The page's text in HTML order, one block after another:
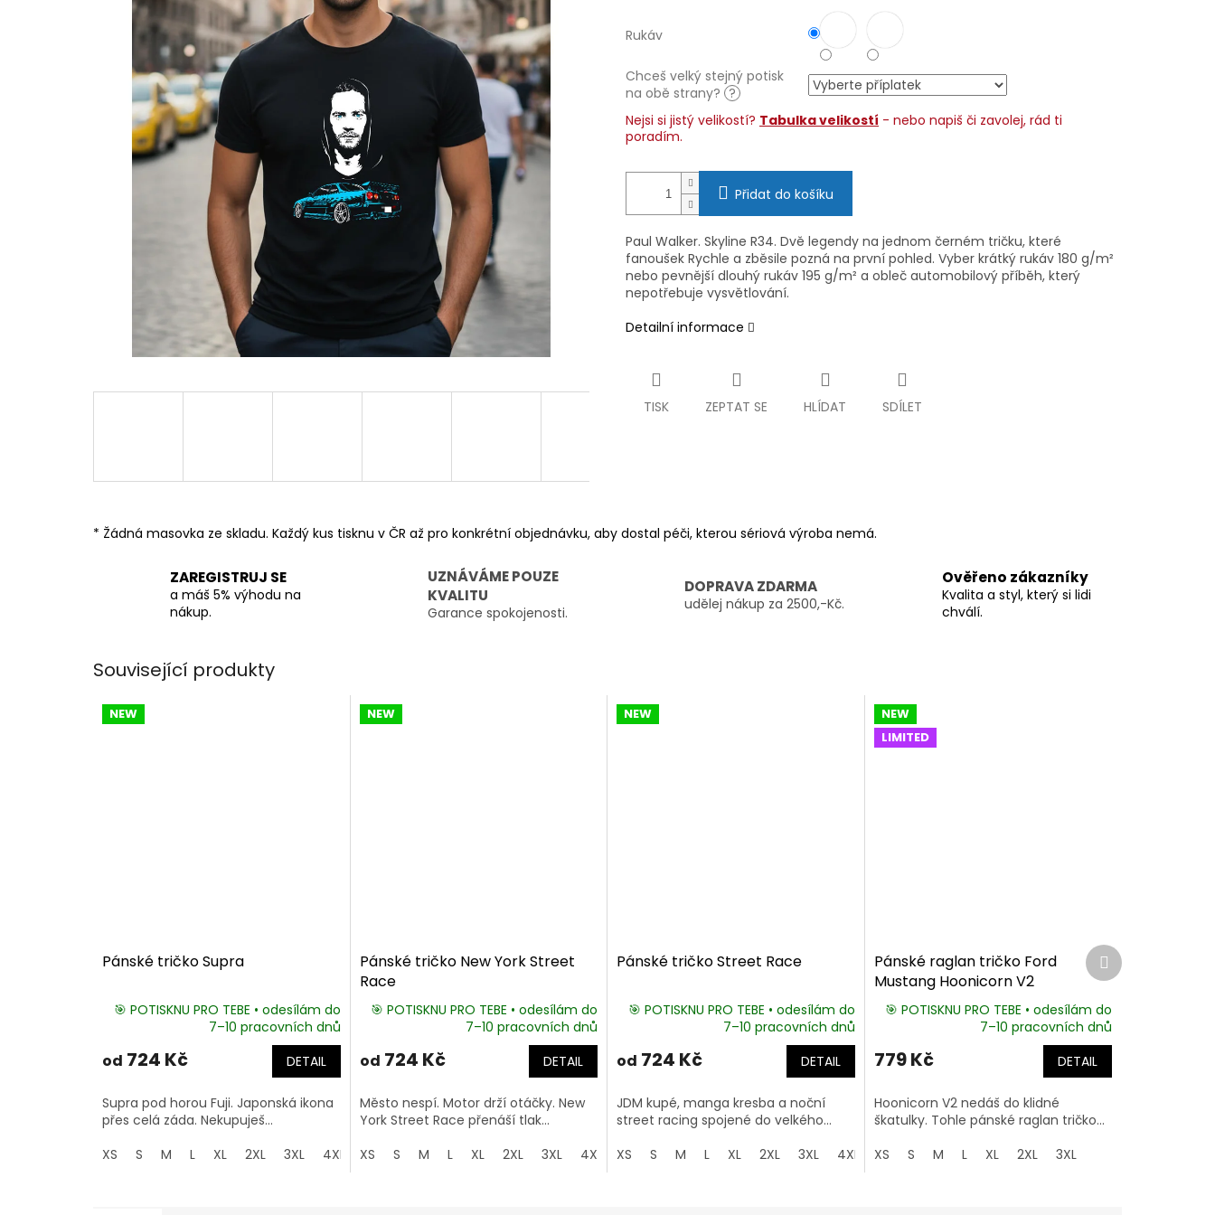
Rukáv
Chceš velký stejný potisk
na obě strany? ?
Nejsi si jistý velikostí? Tabulka velikostí - nebo napiš či zavolej, rád ti
poradím.
Přidat do košíku
Paul Walker. Skyline R34. Dvě legendy na jednom černém tričku, které
fanoušek Rychle a zběsile pozná na první pohled. Vyber krátký rukáv 180 g/m²
nebo pevnější dlouhý rukáv 195 g/m² a obleč automobilový příběh, který
nepotřebuje vysvětlování.
Detailní informace
TISK ZEPTAT SE HLÍDAT SDÍLET
* Žádná masovka ze skladu. Každý kus tisknu v ČR až pro konkrétní objednávku, aby dostal péči, kterou sériová výroba nemá.
ZAREGISTRUJ SE
a máš 5% výhodu na
nákup.
UZNÁVÁME POUZE
KVALITU
Garance spokojenosti.
DOPRAVA ZDARMA
udělej nákup za 2500,-Kč.
Ověřeno zákazníky
Kvalita a styl, který si lidi
chválí.
Související produkty
NEW
Pánské tričko Supra
🎯 POTISKNU PRO TEBE • odesílám do
7–10 pracovních dnů
od 724 Kč DETAIL
Supra pod horou Fuji. Japonská ikona
přes celá záda. Nekupuješ...
XS
S M L XL 2XL 3XL 4XL 5XL
NEW
Pánské tričko New York Street
Race
🎯 POTISKNU PRO TEBE • odesílám do
7–10 pracovních dnů
od 724 Kč DETAIL
Město nespí. Motor drží otáčky. New
York Street Race přenáší tlak...
XS
S M L XL 2XL 3XL 4XL 5XL
NEW
Pánské tričko Street Race
🎯 POTISKNU PRO TEBE • odesílám do
7–10 pracovních dnů
od 724 Kč DETAIL
JDM kupé, manga kresba a noční
street racing spojené do velkého...
XS
S M L XL 2XL 3XL 4XL 5XL
NEW
LIMITED
Pánské raglan tričko Ford
Mustang Hoonicorn V2
🎯 POTISKNU PRO TEBE • odesílám do
7–10 pracovních dnů
779 Kč DETAIL
Hoonicorn V2 nedáš do klidné
škatulky. Tohle pánské raglan tričko...
XS
S M L XL 2XL 3XL
Další
produkt